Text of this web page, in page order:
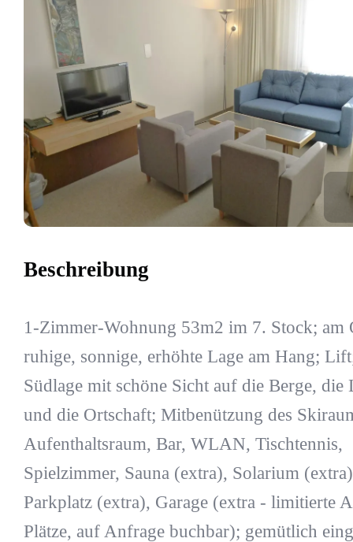
Beschreibung
1-Zimmer-Wohnung 53m2 im 7. Stock; am
ruhige, sonnige, erhöhte Lage am Hang;
Südlage mit schöne Sicht auf die Berge, die
und die Ortschaft; Mitbenützung des
Aufenthaltsraum, Bar, WLAN, Tischtennis,
Spielzimmer, Sauna (extra), Solarium
Parkplatz (extra), Garage (extra - limitierte
Plätze, auf Anfrage buchbar); gemütlich